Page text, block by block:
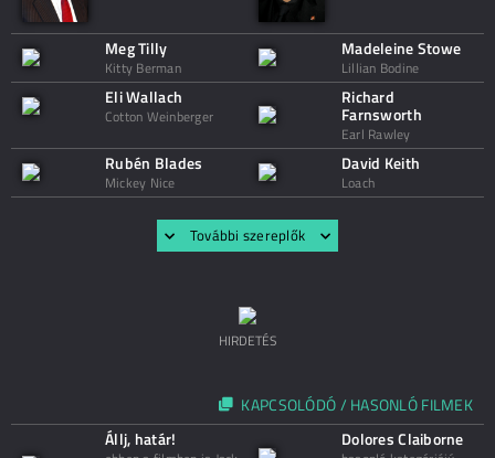
Meg Tilly
Kitty Berman
Madeleine Stowe
Lillian Bodine
Eli Wallach
Cotton Weinberger
Richard
Farnsworth
Earl Rawley
Rubén Blades
Mickey Nice
David Keith
Loach
További szereplők
HIRDETÉS
KAPCSOLÓDÓ / HASONLÓ FILMEK
Állj, határ!
Dolores Claiborne